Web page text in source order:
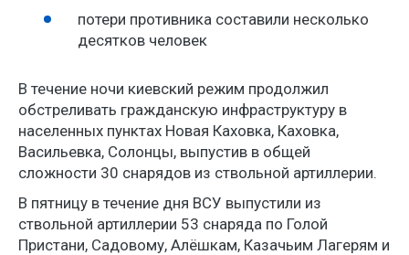
потери противника составили несколько
десятков человек
В течение ночи киевский режим продолжил
обстреливать гражданскую инфраструктуру в
населенных пунктах Новая Каховка, Каховка,
Васильевка, Солонцы, выпустив в общей
сложности 30 снарядов из ствольной артиллерии.
В пятницу в течение дня ВСУ выпустили из
ствольной артиллерии 53 снаряда по Голой
Пристани, Садовому, Алёшкам, Казачьим Лагерям и